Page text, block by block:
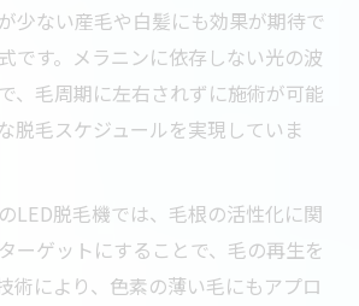
少ない産毛や白髪にも効果が期待で
です。メラニンに依存しない光の波
、毛周期に左右されずに施術が可能
脱毛スケジュールを実現していま
LED脱毛機では、毛根の活性化に関
ーゲットにすることで、毛の再生を
術により、色素の薄い毛にもアプロ